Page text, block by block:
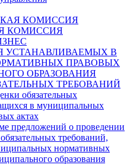
КОМИССИЯ
КОМИССИЯ
УСТАНАВЛИВАЕМЫХ В
ПРАВОВЫХ
ОБРАЗОВАНИЯ
ТРЕБОВАНИЙ
обязательных
в муниципальных
актах
предложений о проведении
требований,
нормативных
образования